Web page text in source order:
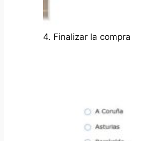
4. Finalizar la compra